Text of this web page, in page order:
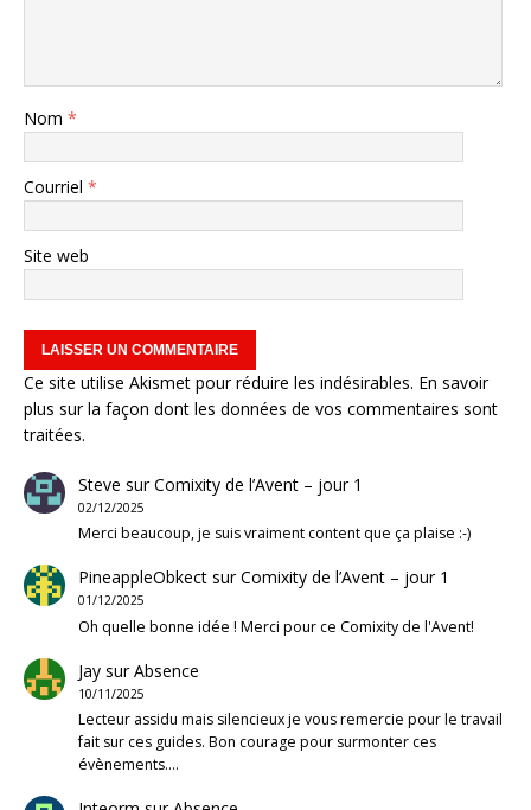
Nom *
Courriel *
Site web
Ce site utilise Akismet pour réduire les indésirables. En savoir
plus sur la façon dont les données de vos commentaires sont
traitées.
Steve surComixity de l’Avent – jour 1
02/12/2025
Merci beaucoup, je suis vraiment content que ça plaise :-)
PineappleObkectsurComixity de l’Avent – jour 1
01/12/2025
Oh quelle bonne idée ! Merci pour ce Comixity de l'Avent!
JaysurAbsence
10/11/2025
Lecteur assidu mais silencieux je vous remercie pour le travail
fait sur ces guides. Bon courage pour surmonter ces
évènements.…